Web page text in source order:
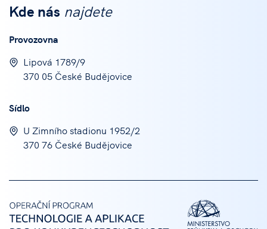
Kde nás najdete
Provozovna
Lipová 1789/9
370 05 České Budějovice
Sídlo
U Zimního stadionu 1952/2
370 76 České Budějovice